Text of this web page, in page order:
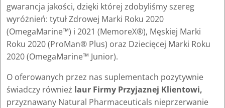
gwarancja jakości, dzięki której zdobyliśmy szereg
wyróżnień: tytuł Zdrowej Marki Roku 2020
(OmegaMarine™) i 2021 (MemoreX®), Męskiej Marki
Roku 2020 (ProMan® Plus) oraz Dziecięcej Marki Roku
2020 (OmegaMarine™ Junior).
O oferowanych przez nas suplementach pozytywnie
świadczy również laur Firmy Przyjaznej Klientowi,
przyznawany Natural Pharmaceuticals nieprzerwanie